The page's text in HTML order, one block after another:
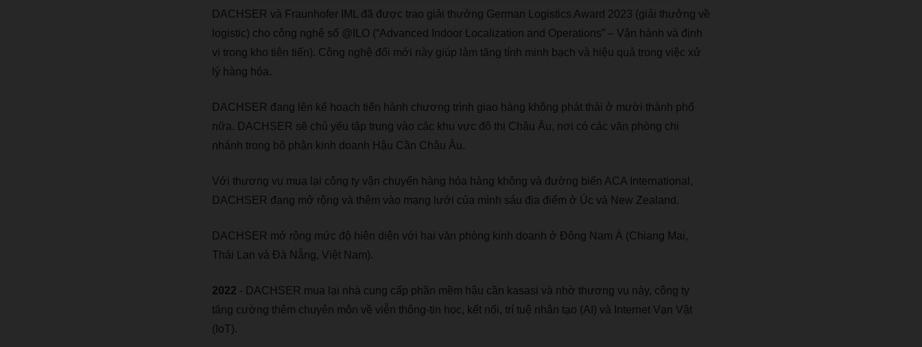
DACHSER và Fraunhofer IML đã được trao giải thưởng German Logistics Award 2023 (giải thưởng về
logistic) cho công nghệ số @ILO (“Advanced Indoor Localization and Operations” – Vận hành và định
vị trong kho tiên tiến). Công nghệ đổi mới này giúp làm tăng tính minh bạch và hiệu quả trong việc xử
lý hàng hóa.
DACHSER đang lên kế hoạch tiến hành chương trình giao hàng không phát thải ở mười thành phố
nữa. DACHSER sẽ chủ yếu tập trung vào các khu vực đô thị Châu Âu, nơi có các văn phòng chi
nhánh trong bộ phận kinh doanh Hậu Cần Châu Âu.
Với thương vụ mua lại công ty vận chuyển hàng hóa hàng không và đường biển ACA International,
DACHSER đang mở rộng và thêm vào mạng lưới của mình sáu địa điểm ở Úc và New Zealand.
DACHSER mở rộng mức độ hiện diện với hai văn phòng kinh doanh ở Đông Nam Á (Chiang Mai,
Thái Lan và Đà Nẵng, Việt Nam).
2022 - DACHSER mua lại nhà cung cấp phần mềm hậu cần kasasi và nhờ thương vụ này, công ty
tăng cường thêm chuyên môn về viễn thông-tin học, kết nối, trí tuệ nhân tạo (AI) và Internet Vạn Vật
(IoT).